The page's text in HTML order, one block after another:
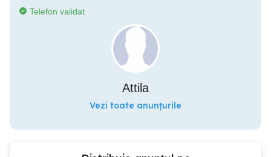
Telefon validat
Attila
Vezi toate anunțurile